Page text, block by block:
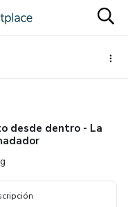
desde dentro - La